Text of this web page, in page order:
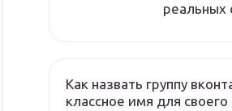
реальных
Как назвать группу
классное имя для